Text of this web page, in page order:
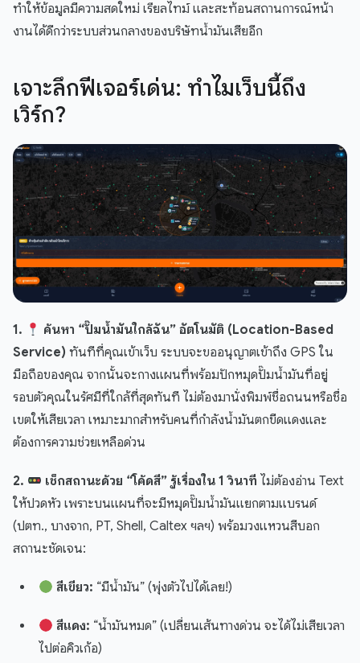
ทำให้ข้อมูลมีความสดใหม่ เรียลไทม์ และสะท้อนสถานการณ์หน้า
งานได้ดีกว่าระบบส่วนกลางของบริษัทน้ำมันเสียอีก
เจาะลึกฟีเจอร์เด่น: ทำไมเว็บนี้ถึง
เวิร์ก?
1.
ค้นหา “ปั๊มน้ำมันใกล้ฉัน” อัตโนมัติ (Location-Based
Service) ทันทีที่คุณเข้าเว็บ ระบบจะขออนุญาตเข้าถึง GPS ใน
มือถือของคุณ จากนั้นจะกางแผนที่พร้อมปักหมุดปั๊มน้ำมันที่อยู่
รอบตัวคุณในรัศมีที่ใกล้ที่สุดทันที ไม่ต้องมานั่งพิมพ์ชื่อถนนหรือชื่อ
เขตให้เสียเวลา เหมาะมากสำหรับคนที่กำลังน้ำมันตกขีดแดงและ
ต้องการความช่วยเหลือด่วน
2. เช็กสถานะด้วย “โค้ดสี” รู้เรื่องใน 1 วินาที ไม่ต้องอ่าน Text
ให้ปวดหัว เพราะบนแผนที่จะมีหมุดปั๊มน้ำมันแยกตามแบรนด์
(ปตท., บางจาก, PT, Shell, Caltex ฯลฯ) พร้อมวงแหวนสีบอก
สถานะชัดเจน:
สีเขียว: “มีน้ำมัน” (พุ่งตัวไปได้เลย!)
สีแดง: “น้ำมันหมด” (เปลี่ยนเส้นทางด่วน จะได้ไม่เสียเวลา
ไปต่อคิวเก้อ)